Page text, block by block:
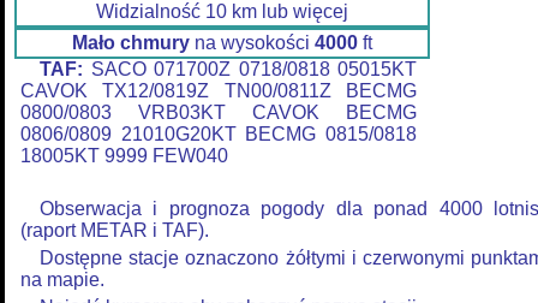
Widzialność 10 km lub więcej
Mało chmury na wysokości 4000 ft
TAF: SACO 071700Z 0718/0818 05015KT
CAVOK TX12/0819Z TN00/0811Z BECMG
0800/0803 VRB03KT CAVOK BECMG
0806/0809 21010G20KT BECMG 0815/0818
18005KT 9999 FEW040
Obserwacja i prognoza pogody dla ponad 4000
(raport METAR i TAF).
Dostępne stacje oznaczono żółtymi i czerwonymi
na mapie.